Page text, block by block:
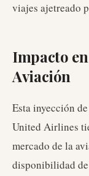
viajes ajetreado
Impacto
Aviación
Esta inyección
United Airlines
mercado de la
disponibilidad